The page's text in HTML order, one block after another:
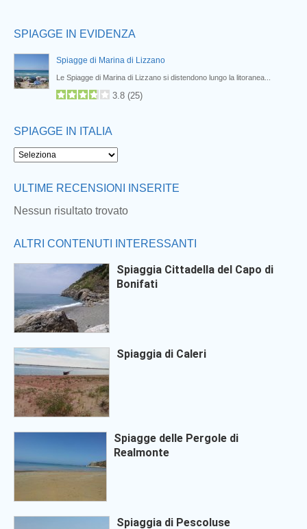
SPIAGGE IN EVIDENZA
Spiagge di Marina di Lizzano
Le Spiagge di Marina di Lizzano si distendono lungo la litoranea...
3.8 (25)
La Spiaggia di Bagnara è situata presso la piccola località omonima...
5.0
3.0(1)
SPIAGGE IN ITALIA
ULTIME RECENSIONI INSERITE
Nessun risultato trovato
ALTRI CONTENUTI INTERESSANTI
Spiaggia Cittadella del Capo di
Bonifati
Spiaggia di Caleri
Spiagge delle Pergole di
Realmonte
Spiaggia di Pescoluse